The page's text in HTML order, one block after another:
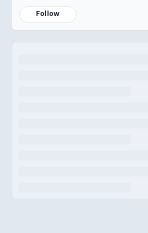
Follow